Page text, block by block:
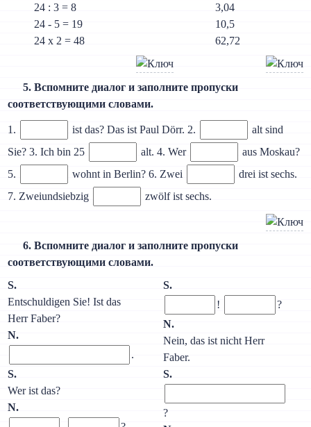
24 : 3 = 8
24 - 5 = 19
24 х 2 = 48
3,04
10,5
62,72
5. Вспомните диалог и заполните пропуски
соответствующими словами.
1. ist das? Das ist Paul Dörr. 2.
alt sind
Sie? 3. Ich bin 25
alt. 4. Wer
aus Moskau?
5.
wohnt in Berlin? 6. Zwei
drei ist sechs.
7. Zweiundsiebzig
zwölf ist sechs.
6. Вспомните диалог и заполните пропуски
соответствующими словами.
S.
Entschuldigen Sie! Ist das
Herr Faber?
N.
.
S.
Wer ist das?
N.
S.
!
?
N.
Nein, das ist nicht Herr
Faber.
S.
?